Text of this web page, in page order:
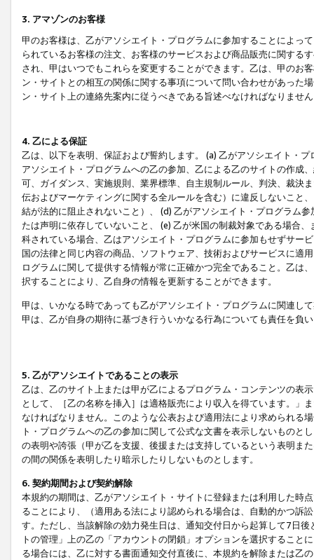
3. アマゾンのお客様
甲のお客様は、乙がアソシエイト・プログラムに参加することによっ
られているお客様の注文、お客様のサービスおよび商品販売に関する
され、甲はいつでもこれらを変更することができます。乙は、甲のお
ン・サイトとの相互の関係に関する事項について問い合わせがあった
ン・サイト上の連絡先案内に従うべきである旨述べなければなりませ
4. 乙による保証
乙は、以下を表明、保証および誓約します。 (a) 乙がアソシエイト・
アソシエイト・プログラムへの乙の参加、乙による乙のサイトの作成
可、ガイダンス、実施規則、業界標準、自主規制ルール、判決、裁決
伝およびマーケティングに関する全ルールを含む）に違反しないこと
結が法的に阻止されないこと）、 (d) 乙がアソシエイト・プログラム
たは声明に依存していないこと、 (e) 乙が米国の制裁対象である場合
科されている場合、乙はアソシエイト・プログラムに参加もせずサー
国の法律と同じ内容の商品、ソフトウェア、技術およびサービスに適
ログラムに関して提供する情報が常に正確かつ完全であること。乙は
択することにより、乙自身の情報を更新することができます。
甲は、いかなる時であっても乙がアソシエイト・プログラムに関連し
甲は、乙が自身の期待に基づき行ういかなる行為についても責任を負
5. 乙がアソシエイトであることの表示
乙は、乙のサイト上または甲が乙によるプログラム・コンテンツの表
として、［乙の名称を挿入］は適格販売により収入を得ています。」
なければなりません。このような公表および適用法により求められる
ト・プログラムへの乙の参加に関して公式な文書を表示しないもの
の表明や誇張（甲が乙を支援、後援または支持しているという表明ま
の間の関係を表明したり暗示したりしないものとします。
6. 契約期間および契約解除
本規約の期間は、乙がアソシエイト・サイトに登録または利用した時
ることにより、（適用ある法により認められる場合は、自動的かつ訴
す。ただし、当該解除の効力発生日は、通知交付日から起算して7日
トの管理」上の乙の「アカウントの閉鎖」オプションを選択するこ
る場合には、乙に対する書面通知交付直後に、本規約を解除または乙